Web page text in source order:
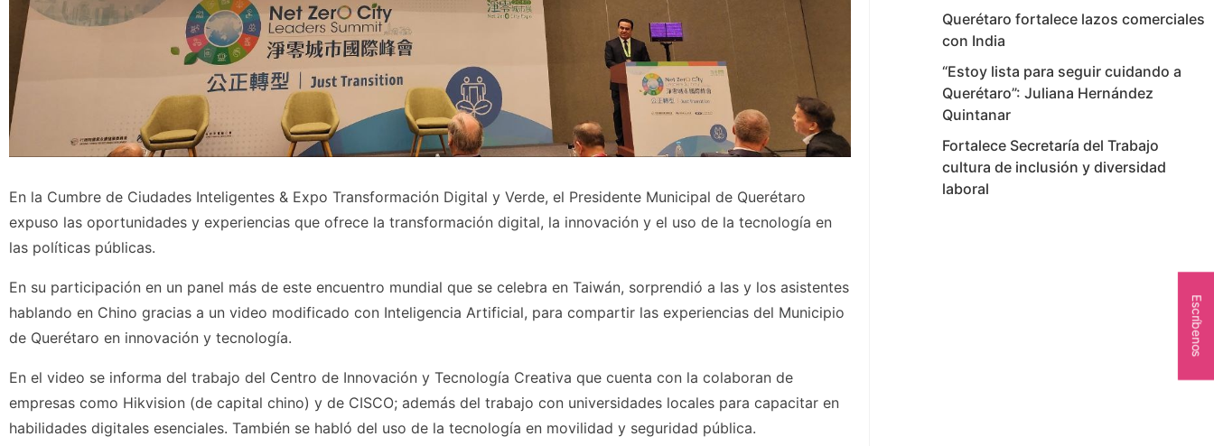
En la Cumbre de Ciudades Inteligentes & Expo Transformación Digital y Verde, el Presidente Municipal de Querétaro
expuso las oportunidades y experiencias que ofrece la transformación digital, la innovación y el uso de la tecnología en
las políticas públicas.
En su participación en un panel más de este encuentro mundial que se celebra en Taiwán, sorprendió a las y los asistentes
hablando en Chino gracias a un video modificado con Inteligencia Artificial, para compartir las experiencias del Municipio
de Querétaro en innovación y tecnología.
En el video se informa del trabajo del Centro de Innovación y Tecnología Creativa que cuenta con la colaboran de
empresas como Hikvision (de capital chino) y de CISCO; además del trabajo con universidades locales para capacitar en
habilidades digitales esenciales. También se habló del uso de la tecnología en movilidad y seguridad pública.
Querétaro fortalece lazos comerciales
con India
“Estoy lista para seguir cuidando a
Querétaro”: Juliana Hernández
Quintanar
Fortalece Secretaría del Trabajo
cultura de inclusión y diversidad
laboral
Escríbenos